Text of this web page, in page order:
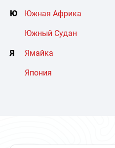
Ю Южная Африка
Южный Судан
Я Ямайка
Япония